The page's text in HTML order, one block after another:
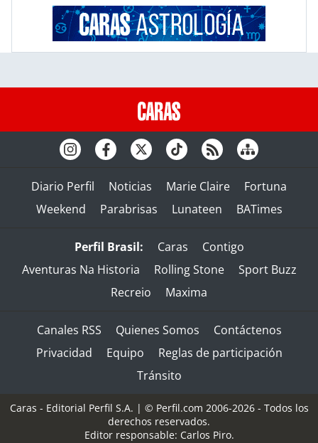
Diario Perfil Noticias Marie Claire
Fortuna
Weekend
Parabrisas Lunateen BATimes
Perfil Brasil: Caras
Contigo
Aventuras Na Historia
Rolling Stone
Sport Buzz
Recreio
Maxima
Canales RSS Quienes Somos
Contáctenos
Privacidad
Equipo
Reglas de participación
Tránsito
Caras - Editorial Perfil S.A. | © Perfil.com 2006-2026 - Todos los
derechos reservados.
Editor responsable: Carlos Piro.